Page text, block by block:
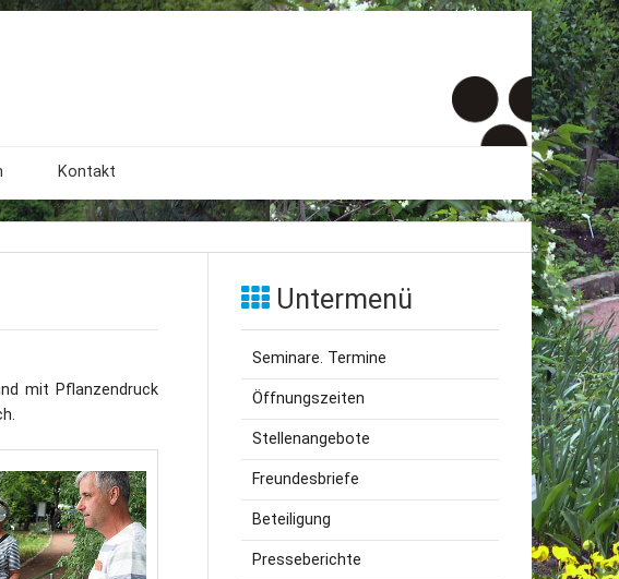
Soziales Jahr
Mitarbeit
für taubblinde Menschen
Kontakt
Mitarbeiter
Impressum
Anfahrt
Sitemap
Datenschutzerklärung
mit Pflanzendruck
Untermenü
Seminare. Termine
Öffnungszeiten
Stellenangebote
Freundesbriefe
Beteiligung
Presseberichte